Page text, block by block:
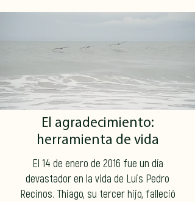
El agradecimiento:
herramienta de vida
El 14 de enero de 2016 fue un día
devastador en la vida de Luis Pedro
Recinos. Thiago, su tercer hijo, falleció